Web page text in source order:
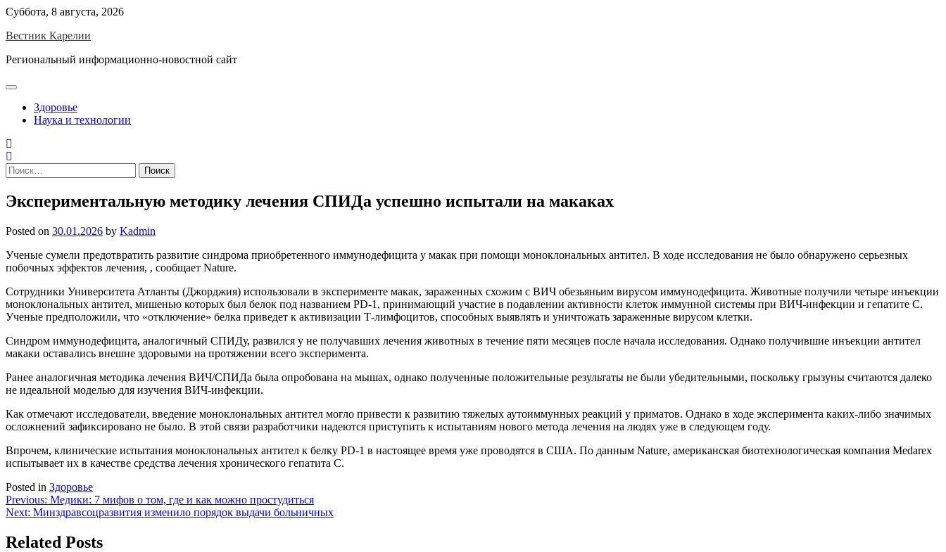
Skip
content
Суббота, 8 августа, 2026
Вестник Карелии
Региональный информационно-новостной сайт
Здоровье
Наука и технологии
Найти:
Экспериментальную методику лечения СПИДа успешно испытали на макаках
Posted on 30.01.2026 by Kadmin
Ученые сумели предотвратить развитие синдрома приобретенного иммунодефицита у макак при помощи моноклональных антител. В ходе исследования не было обнаружено серьезных
побочных эффектов лечения, , сообщает Nature.
Сотрудники Университета Атланты (Джорджия) использовали в эксперименте макак, зараженных схожим с ВИЧ обезьяньим вирусом иммунодефицита. Животные получили четыре инъекции
моноклональных антител, мишенью которых был белок под названием PD-1, принимающий участие в подавлении активности клеток иммунной системы при ВИЧ-инфекции и гепатите С.
Ученые предположили, что «отключение» белка приведет к активизации Т-лимфоцитов, способных выявлять и уничтожать зараженные вирусом клетки.
Синдром иммунодефицита, аналогичный СПИДу, развился у не получавших лечения животных в течение пяти месяцев после начала исследования. Однако получившие инъекции антител
макаки оставались внешне здоровыми на протяжении всего эксперимента.
Ранее аналогичная методика лечения ВИЧ/СПИДа была опробована на мышах, однако полученные положительные результаты не были убедительными, поскольку грызуны считаются далеко
не идеальной моделью для изучения ВИЧ-инфекции.
Как отмечают исследователи, введение моноклональных антител могло привести к развитию тяжелых аутоиммунных реакций у приматов. Однако в ходе эксперимента каких-либо значимых
осложнений зафиксировано не было. В этой связи разработчики надеются приступить к испытаниям нового метода лечения на людях уже в следующем году.
Впрочем, клинические испытания моноклональных антител к белку PD-1 в настоящее время уже проводятся в США. По данным Nature, американская биотехнологическая компания Medarex
испытывает их в качестве средства лечения хронического гепатита С.
Posted in Здоровье
Навигация
по
записям
Previous: Медики: 7 мифов о том, где и как можно простудиться
Next: Минздравсоцразвития изменило порядок выдачи больничных
Related Posts